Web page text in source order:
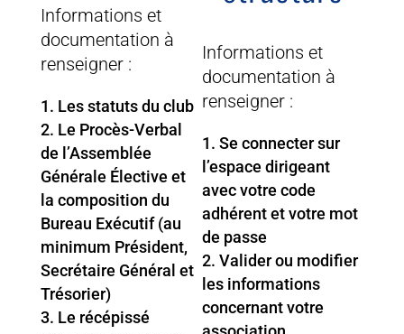
Informations et
documentation à
renseigner :
Les statuts du club
Le Procès-Verbal
de l’Assemblée
Générale Élective et
la composition du
Bureau Exécutif (au
minimum Président,
Secrétaire Général et
Trésorier)
Le récépissé
Informations et
documentation à
renseigner :
Se connecter sur
l’espace dirigeant
avec votre code
adhérent et votre mot
de passe
Valider ou modifier
les informations
concernant votre